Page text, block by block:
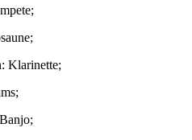
Klarinette;